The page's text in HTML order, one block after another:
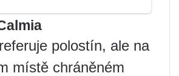
polostín, ale na
místě chráněném